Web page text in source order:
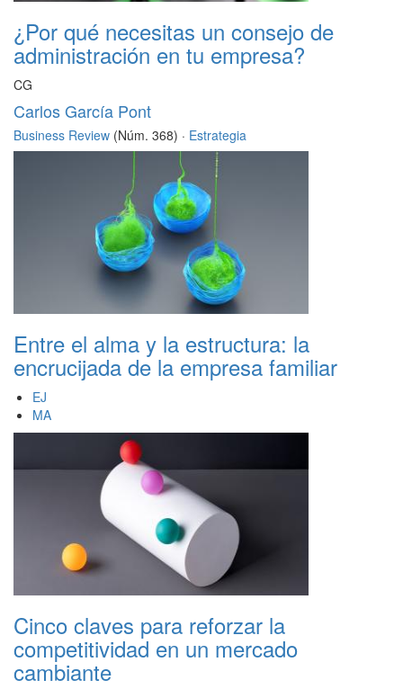
¿Por qué necesitas un consejo de
administración en tu empresa?
CG
Carlos García Pont
Business Review (Núm. 368) · Estrategia
Entre el alma y la estructura: la
encrucijada de la empresa familiar
EJ
MA
Cinco claves para reforzar la
competitividad en un mercado
cambiante